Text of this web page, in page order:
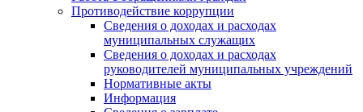
Противодействие коррупции
Сведения о доходах и расходах
муниципальных служащих
Сведения о доходах и расходах
руководителей муниципальных учреждений
Нормативные акты
Информация